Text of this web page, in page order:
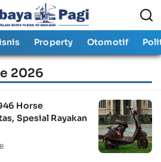
Property Otomotif
2026
Horse
Spesial Rayakan